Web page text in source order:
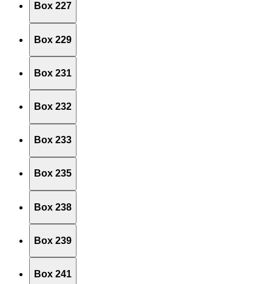
Box 227
Box 229
Box 231
Box 232
Box 233
Box 235
Box 238
Box 239
Box 241